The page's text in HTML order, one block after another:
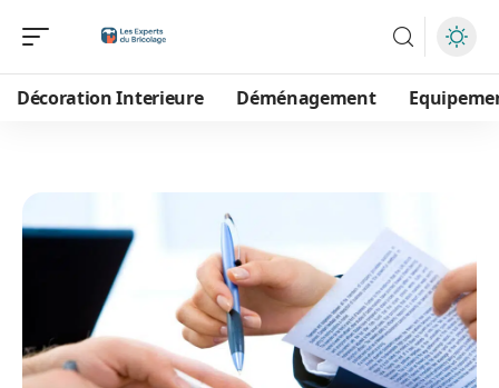
Décoration Interieure Déménagement